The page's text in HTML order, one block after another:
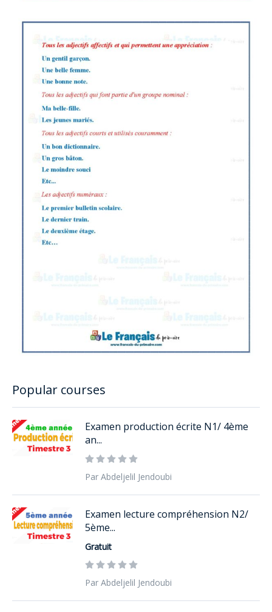
Popular courses
Examen production écrite N1/ 4ème
an...
Par Abdeljelil Jendoubi
Examen lecture compréhension N2/
5ème...
Gratuit
Par Abdeljelil Jendoubi